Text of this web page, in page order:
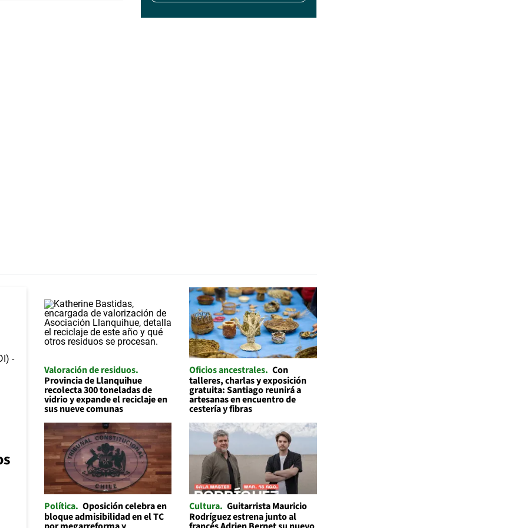
Valoración de residuos
Provincia de Llanquihue
recolecta 300 toneladas de
vidrio y expande el reciclaje en
sus nueve comunas
Oficios ancestrales Con
talleres, charlas y exposición
gratuita: Santiago reunirá a
artesanas en encuentro de
cestería y fibras
Política Oposición celebra en
bloque admisibilidad en el TC
Cultura Guitarrista Mauricio
Rodríguez estrena junto al